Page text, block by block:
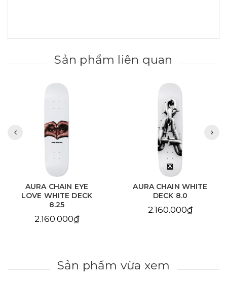
Sản phẩm liên quan
AURA CHAIN EYE
LOVE WHITE DECK
8.25
2.160.000₫
AURA CHAIN WHITE
DECK 8.0
2.160.000₫
Sản phẩm vừa xem